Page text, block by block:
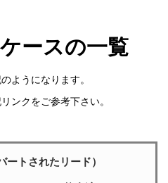
ースの一覧
ようになります。
ンクをご参考下さい。
トされたリード）